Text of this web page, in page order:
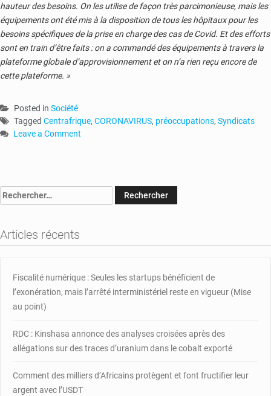
hauteur des besoins. On les utilise de façon très parcimonieuse, mais les
équipements ont été mis à la disposition de tous les hôpitaux pour les
besoins spécifiques de la prise en charge des cas de Covid. Et des efforts
sont en train d’être faits : on a commandé des équipements à travers la
plateforme globale d’approvisionnement et on n’a rien reçu encore de
cette plateforme. »
Posted in Société
Tagged Centrafrique, CORONAVIRUS, préoccupations, Syndicats
Leave a Comment
:
le
la
Santé
aux
des
syndicats
Rechercher :
Articles récents
Fiscalité numérique : Seules les startups bénéficient de
l’exonération, mais l’arrêté interministériel reste en vigueur (Mise
au point)
RDC : Kinshasa annonce des analyses croisées après des
allégations sur des traces d’uranium dans le cobalt exporté
Comment des milliers d’Africains protègent et font fructifier leur
argent avec l’USDT